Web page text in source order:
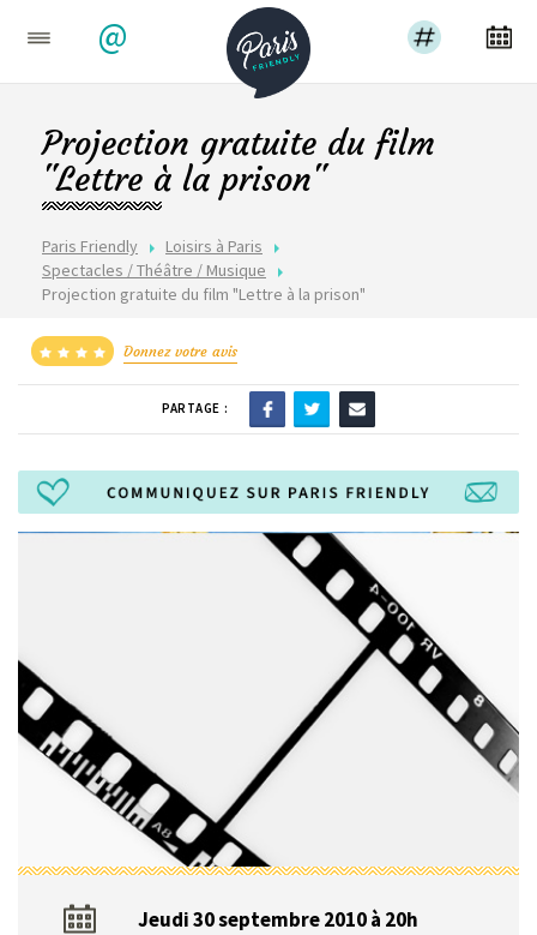
@
Paris Friendly
Loisirs à Paris
Spectacles / Théâtre / Musique
Projection gratuite du film "Lettre à la prison"
Projection gratuite du film
"Lettre à la prison"
Donnez votre avis
PARTAGE :
Jeudi 30 septembre 2010 à 20h